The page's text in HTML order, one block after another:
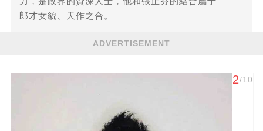
郎才女貌、天作之合。
ADVERTISEMENT
2/10